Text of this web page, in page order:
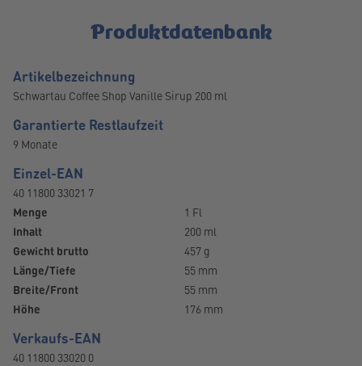
Produktdatenbank
Artikelbezeichnung
Schwartau Coffee Shop Vanille Sirup 200 ml
Garantierte Restlaufzeit
9 Monate
Einzel-EAN
40 11800 33021 7
Menge
1 Fl
Inhalt
200 ml
Gewicht brutto
457 g
Länge/Tiefe
55 mm
Breite/Front
55 mm
Höhe
176 mm
Verkaufs-EAN
40 11800 33020 0